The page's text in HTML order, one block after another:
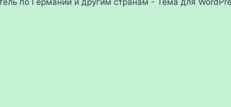
по Германии и другим странам - Тема для